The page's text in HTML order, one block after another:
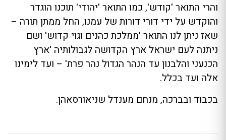
והרי התואר 'קודש', כמו התואר 'יהודי' תוכנו הוגדר
והוקדש על ידי דורי דורות של עמנו, החל ממתן תורה –
שאז ניתן לנו התואר 'ממלכת כהנים וגוי קדוש' ושם
ניתנה לעם ישראל ארץ הקדושה לגבולותיה 'ארץ
הכנעני והלבנון עד הנהר הגדול נהר פרת' – ועד לימינו
אלה ועד בכלל.
בכבוד ובברכה, מנחם מענדל שניאורסאהן.